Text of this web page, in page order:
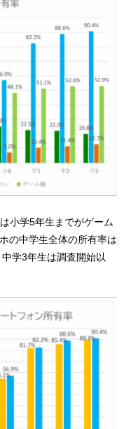
小学5年生までがゲーム
の中学生全体の所有率は
学3年生は調査開始以